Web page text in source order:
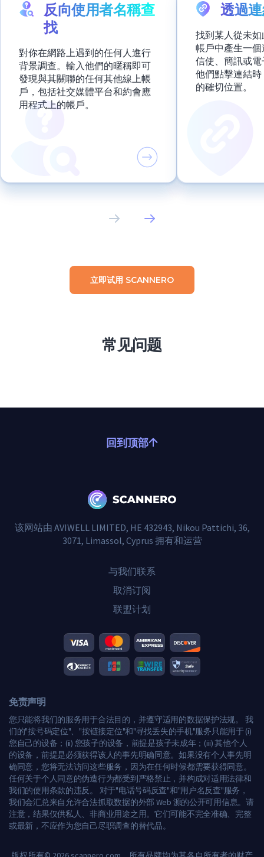
反向使用者名稱查
找
對你在網路上遇到的任何人進行
背景調查。輸入他們的暱稱即可
發現與其關聯的任何其他線上帳
戶，包括社交媒體平台和約會應
用程式上的帳戶。
透過
找到某人從未
帳戶中產生一
信使、簡訊或
他們點擊連結
的確切位置。
立即试用 SCANNERO
常见问题
回到顶部
该网站由 AVIWELL LIMITED, HE 432943, Nikou Pattichi, 36,
3071, Limassol, Cyprus 拥有和运营
与我们联系
取消订阅
联盟计划
免责声明
您只能将我们的服务用于合法目的，并遵守适用的数据保护法规。 我
们的"按号码定位"、"按链接定位"和"寻找丢失的手机"服务只能用于 (i)
您自己的设备；(ii) 您孩子的设备，前提是孩子未成年；(iii) 其他个人
的设备，前提是必须获得该人的事先明确同意。如果没有个人事先明
确同意，您将无法访问这些服务，因为在任何时候都需要获得同意。
任何关于个人同意的伪造行为都受到严格禁止，并构成对适用法律和
我们的使用条款的违反。 对于"电话号码反查"和"用户名反查"服务，
我们会汇总来自允许合法抓取数据的外部 Web 源的公开可用信息。请
注意，结果仅供私人、非商业用途之用。它们可能不完全准确、完整
或最新，不应作为您自己尽职调查的替代品。